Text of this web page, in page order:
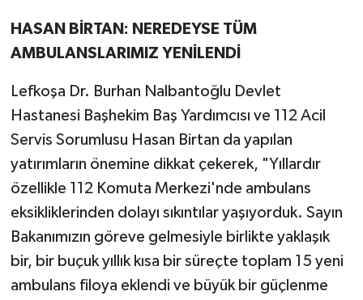
HASAN BİRTAN: NEREDEYSE TÜM
AMBULANSLARIMIZ YENİLENDİ
Lefkoşa Dr. Burhan Nalbantoğlu Devlet
Hastanesi Başhekim Baş Yardımcısı ve 112 Acil
Servis Sorumlusu Hasan Birtan da yapılan
yatırımların önemine dikkat çekerek, "Yıllardır
özellikle 112 Komuta Merkezi'nde ambulans
eksikliklerinden dolayı sıkıntılar yaşıyorduk. Sayın
Bakanımızın göreve gelmesiyle birlikte yaklaşık
bir, bir buçuk yıllık kısa bir süreçte toplam 15 yeni
ambulans filoya eklendi ve büyük bir güçlenme